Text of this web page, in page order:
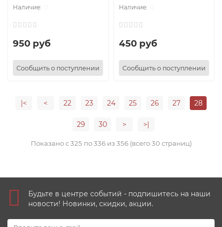
950 руб
Сообщить о поступлении
450 руб
Сообщить о поступлении
|< < 22 23 24 25 26 27 28
29 30 > >|
Показано с 325 по 336 из 356 (всего 30 страниц)
Будьте в центре событий - подпишитесь на наши
новости! Новинки, скидки, акции.